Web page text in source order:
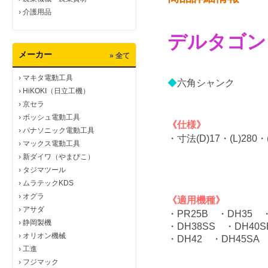
› 介護用品
メーカー » 全て
› マキタ電動工具
› HiKOKI（日立工機）
› 京セラ
› ボッシュ電動工具
› パナソニック電動工具
› マックス電動工具
› 新ダイワ（やまびこ）
› タジマツール
› ムラテックKDS
› オグラ
› アサダ
› 静岡製機
› オリオン機械
› 工進
› フジマック
デルタゴ
◆六角シャンク
《仕様》
・寸法(D)17・(L)280
《適用機種》
・PR25B ・DH35
・DH38SS ・
・DH42 ・DH45SA